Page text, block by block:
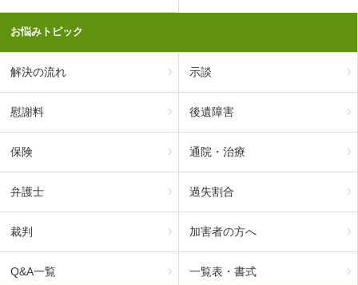
お悩みトピック
解決の流れ 示談
慰謝料 後遺障害
保険 通院・治療
弁護士 過失割合
裁判 加害者の方へ
Q&A一覧 一覧表・書式